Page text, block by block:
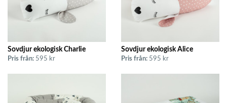
Sovdjur ekologisk Charlie
Pris från: 595 kr
Sovdjur ekologisk Alice
Pris från: 595 kr